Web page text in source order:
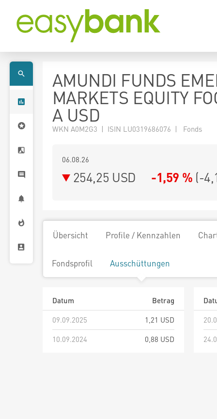
AMUNDI FUNDS
MARKETS EQUITY
A USD
WKN A0M2G3 | ISIN LU0319686076 | Fonds
06.08.26
254,25 USD -1,59 % (-
Übersicht Profile / Kennzahlen
Fondsprofil Ausschüttungen
Datum
Betrag
09.09.2025
1,21 USD
10.09.2024
0,88 USD